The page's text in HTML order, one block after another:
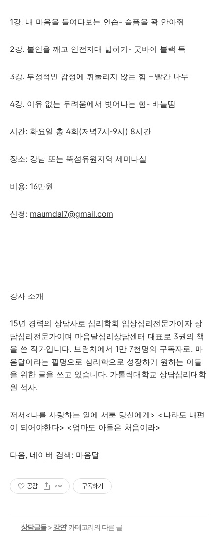
1강. 내 마음을 들여다보는 연습- 슬픔을 꽉 안아줘
2강. 불안을 깨고 안전지대 넓히기- 굿바이 블랙 독
3강. 부정적인 감정에 휘둘리지 않는 힘 – 빨간 나무
4강. 이유 없는 두려움에서 벗어나는 힘- 바늘땀
시간: 화요일 총 4회(저녁7시-9시) 8시간
장소: 강남 또는 뚝섬유원지역 세미나실
비용: 16만원
신청: maumdal7@gmail.com
강사 소개
15년 경력의 상담사로 심리학회 임상심리전문가이자 상
담심리전문가이며 마음달심리상담센터 대표로 3권의 책
을 쓴 작가입니다. 브런치에서 1만 7천명의 구독자로. 마
음달이라는 필명으로 심리학으로 성장하기 원하는 이들
을 위한 글을 쓰고 있습니다. 가톨릭대학교 상담심리대학
원 석사.
저서<나를 사랑하는 일에 서툰 당신에게> <나라도 내편
이 되어야한다> <엄마도 아들은 처음이라>
다음, 네이버 검색: 마음달
공감 구독하기
'상담글들> 강연' 카테고리의 다른 글